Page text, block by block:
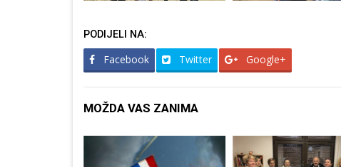
PODIJELI NA:
Facebook Twitter Google+
MOŽDA VAS ZANIMA